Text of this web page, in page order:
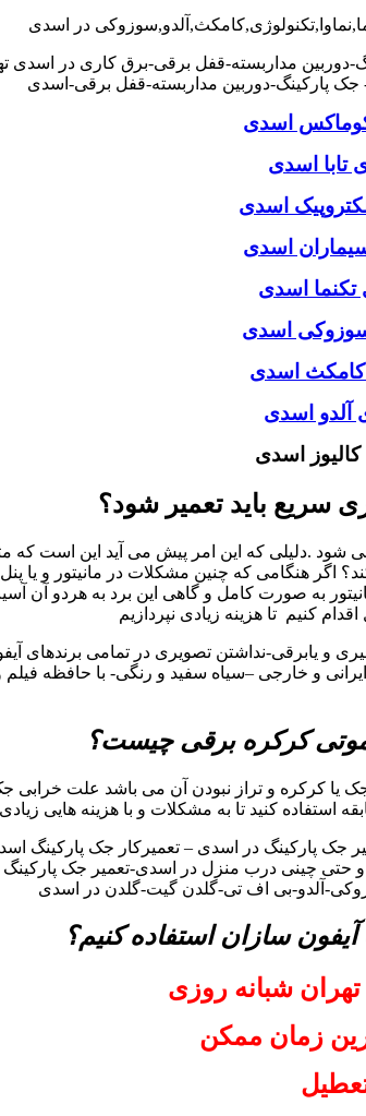
در اسدی
مداربسته-قفل برقی-برق کاری در
پارکینگ-دوربین مداربسته-قفل برقی-اسدی
کوماکس اسدی
تابا اسدی
اسدی
اسدی
تکنما اسدی
سوزوکی اسدی
کامکث اسدی
آلدو اسدی
اسدی
سریع باید تعمیر شود؟
.دلیلی که این امر پیش می آید این است که
هنگامی که چنین مشکلات در مانیتور و یا پنل
به صورت کامل و گاهی این برد به هردو آن
کنیم تا هزینه زیادی نپردازیم
و یابرقی-نداشتن تصویری در تمامی برندهای
و خارجی –سیاه سفید و رنگی- با حافظه فیلم
کرکره برقی چیست؟
و تراز نبودن آن می باشد علت خرابی جک
استفاده کنید تا به مشکلات و با هزینه هایی
جک پارکینگ در اسدی – تعمیرکار جک پارکینگ
و حتی چینی درب منزل در اسدی-تعمیر جک
آلدو-بی اف تی-گلدن گیت-گلدن در اسدی
سازان استفاده کنیم؟
شبانه روزی
زمان ممکن